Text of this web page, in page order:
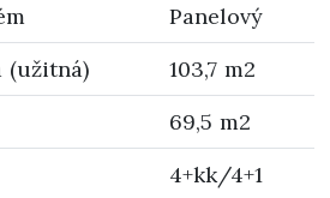
Panelový
(užitná)
103,7 m2
69,5 m2
4+kk/4+1